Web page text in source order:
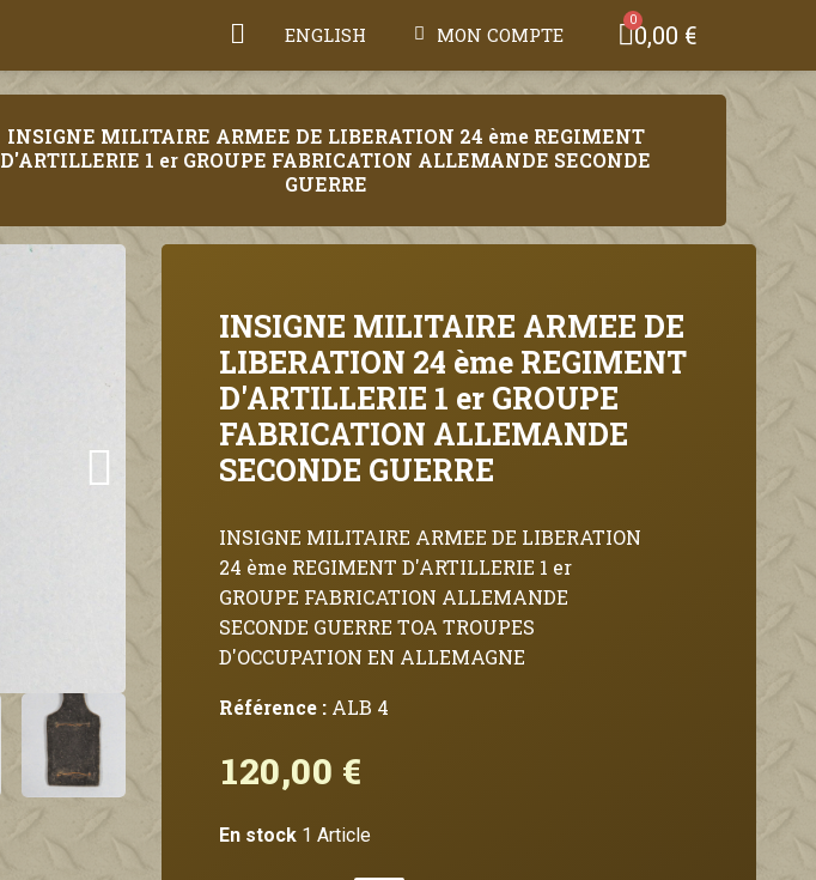
ENGLISH MON COMPTE 0,00 €
INSIGNE MILITAIRE ARMEE DE LIBERATION 24 ème REGIMENT
D'ARTILLERIE 1 er GROUPE FABRICATION ALLEMANDE SECONDE
GUERRE
INSIGNE MILITAIRE ARMEE DE
LIBERATION 24 ème REGIMENT
D'ARTILLERIE 1 er GROUPE
FABRICATION ALLEMANDE
SECONDE GUERRE
INSIGNE MILITAIRE ARMEE DE LIBERATION
24 ème REGIMENT D'ARTILLERIE 1 er
GROUPE FABRICATION ALLEMANDE
SECONDE GUERRE TOA TROUPES
D'OCCUPATION EN ALLEMAGNE
Référence : ALB 4
120,00 €
En stock 1 Article